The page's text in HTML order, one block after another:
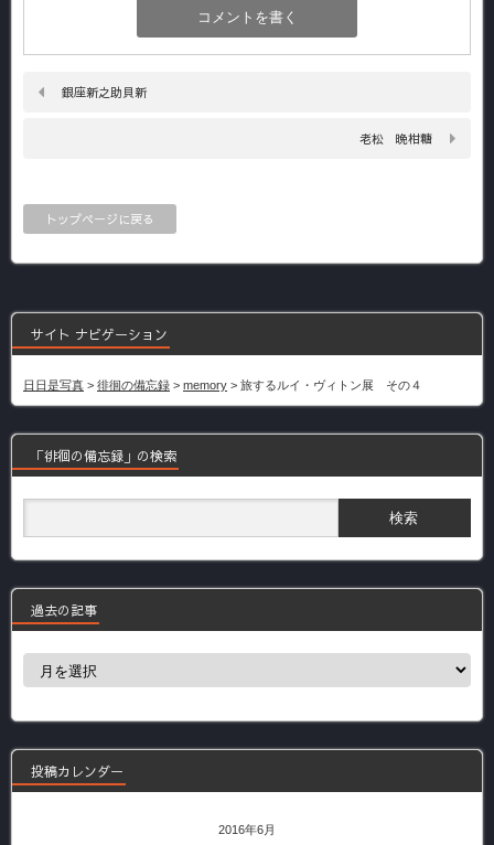
銀座新之助貝新
老松 晩柑糖
トップページに戻る
サイト ナビゲーション
日日是写真 > 徘徊の備忘録 > memory > 旅するルイ・ヴィトン展 その４
「徘徊の備忘録」の検索
過去の記事
事
投稿カレンダー
2016年6月